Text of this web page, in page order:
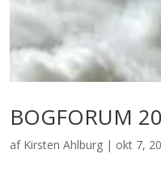
BOGFORUM
af Kirsten Ahlburg| okt 7,